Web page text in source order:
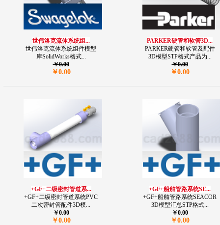
世伟洛克流体系统组...
世伟洛克流体系统组件模型
库SolidWorks格式...
￥0.00
￥0.00
PARKER硬管和软管3D...
PARKER硬管和软管及配件
3D模型STP格式产品为...
￥0.00
￥0.00
+GF+二级密封管道系...
+GF+二级密封管道系统PVC
二次密封管配件3D模...
￥0.00
￥0.00
+GF+船舶管路系统SE...
+GF+船舶管路系统SEACOR
3D模型汇总STP格式...
￥0.00
￥0.00